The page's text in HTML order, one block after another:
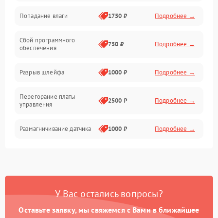
Управление
Электропитание
Попадание влаги 1750 ₽ Подробнее →
Сбой программного
обеспечения
750 ₽ Подробнее →
Разрыв шлейфа 1000 ₽ Подробнее →
Перегорание платы
управления
2500 ₽ Подробнее →
Размагничивание датчика 1000 ₽ Подробнее →
цветов дисплея
Подробнее →
У Вас остались вопросы?
Оставьте заявку, мы свяжемся с Вами в ближайшее